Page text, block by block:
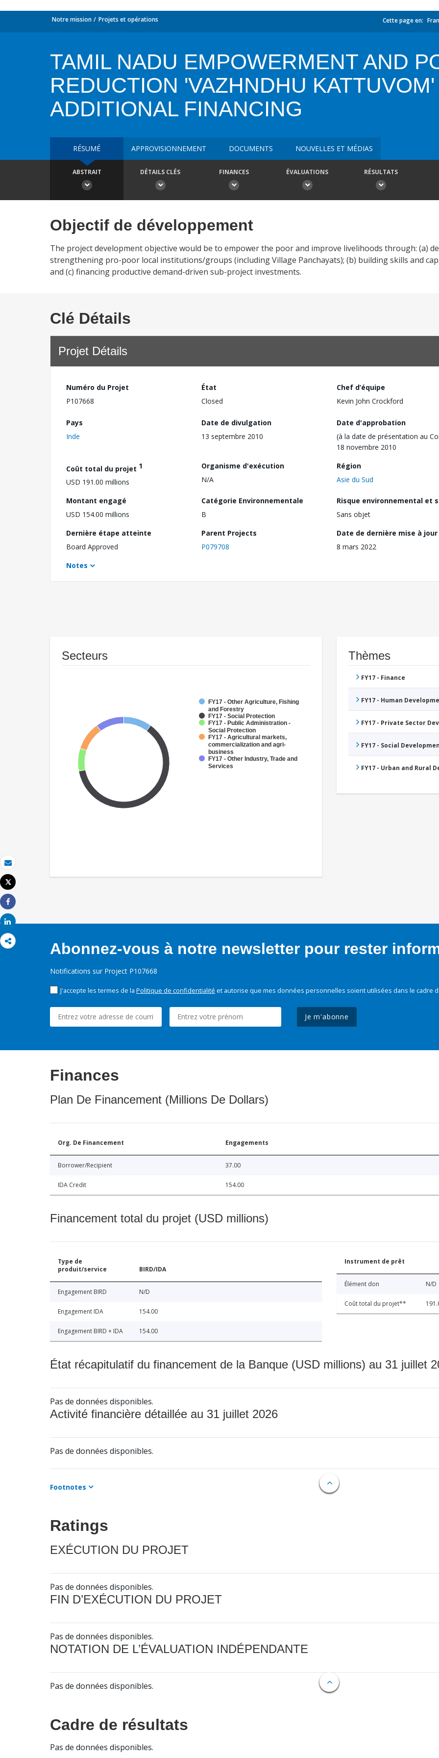
Email
Imprimer
Tweet
Share
Share
Notre mission Projets et opérations Cette page en:
TAMIL NADU EMPOWERMENT AND
REDUCTION 'VAZHNDHU
ADDITIONAL FINANCING
RÉSUMÉ APPROVISIONNEMENT DOCUMENTS NOUVELLES ET MÉDIAS
ABSTRAIT DÉTAILS CLÉS FINANCES ÉVALUATIONS RÉSULTATS
Objectif de développement
The project development objective would be to empower the poor and improve livelihoods through: (a)
strengthening pro-poor local institutions/groups (including Village Panchayats); (b) building skills and
and (c) financing productive demand-driven sub-project investments.
Clé Détails
Projet Détails
Numéro du Projet
P107668
État
Closed
Chef d’équipe
Kevin John Crockford
Pays
Inde
Date de divulgation
13 septembre 2010
Date d'approbation
(à la date de présentation au
18 novembre 2010
Coût total du projet 1
USD 191.00 millions
Organisme d'exécution
N/A
Région
Asie du Sud
Montant engagé
USD 154.00 millions
Catégorie Environnementale
B
Risque environnemental et
Sans objet
Dernière étape atteinte
Board Approved
Parent Projects
P079708
Date de dernière mise à jour
8 mars 2022
Notes
Secteurs
FY17 - Other Agriculture, Fishing
and Forestry
FY17 - Social Protection
FY17 - Public Administration -
Social Protection
FY17 - Agricultural markets,
commercialization and agri-
business
FY17 - Other Industry, Trade and
Services
Thèmes
FY17 - Finance
FY17 - Human
FY17 - Private Sector
FY17 - Social
FY17 - Urban and Rural
Abonnez-vous à notre newsletter pour rester
Notifications sur Project P107668
J'accepte les termes de la Politique de confidentialité et autorise que mes données personnelles soient utilisées dans le cadre
Je m'abonne
Finances
Plan De Financement (Millions De Dollars)
Org. De Financement Engagements
Borrower/Recipient 37.00
IDA Credit 154.00
Financement total du projet (USD millions)
Type de
produit/service
BIRD/IDA
Engagement BIRD N/D
Engagement IDA 154.00
Engagement BIRD + IDA 154.00
Instrument de prêt
Élément don N/D
Coût total du projet**
État récapitulatif du financement de la Banque (USD millions) au 31 juillet
Pas de données disponibles.
Activité financière détaillée au 31 juillet 2026
Pas de données disponibles.
Footnotes
Ratings
EXÉCUTION DU PROJET
Pas de données disponibles.
FIN D’EXÉCUTION DU PROJET
Pas de données disponibles.
NOTATION DE L’ÉVALUATION INDÉPENDANTE
Pas de données disponibles.
Cadre de résultats
Pas de données disponibles.